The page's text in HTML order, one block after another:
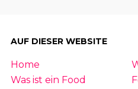
AUF DIESER WEBSITE
Home
Was ist ein Food